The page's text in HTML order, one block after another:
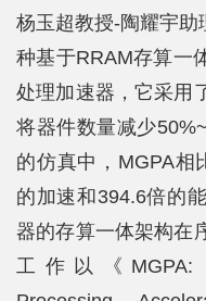
杨玉超教授-陶耀宇
种基于RRAM存算一
处理加速器，它采用
将器件数量减少
的仿真中，MGPA相
的加速和394.6倍的
器的存算一体架构在
工作以《MGPA: